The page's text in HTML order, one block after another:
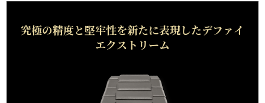
究極の精度と堅牢性を新たに表現したデファイ
エクストリーム